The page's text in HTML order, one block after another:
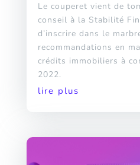
Le couperet vient de
conseil à la Stabilité
d’inscrire dans le
recommandations en
crédits immobiliers à
2022.
lire plus